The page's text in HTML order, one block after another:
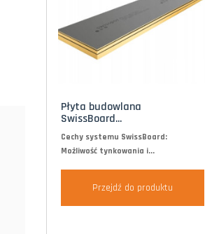
Płyta budowlana
SwissBoard...
Cechy systemu SwissBoard:
Możliwość tynkowania i...
Przejdź do produktu